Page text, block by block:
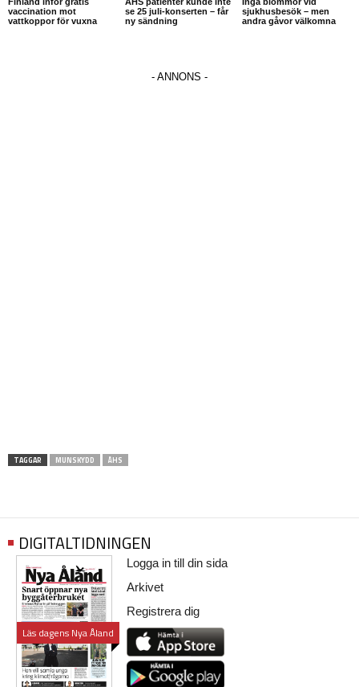
vaccination mot
vattkoppor för vuxna
se 25 juli-konserten – får
ny sändning
sjukhusbesök – men
andra gåvor välkomna
TAGGAR MUNSKYDD ÅHS
DIGITALTIDNINGEN
Läs dagens Nya Åland
Logga in till din sida
Arkivet
Registrera dig